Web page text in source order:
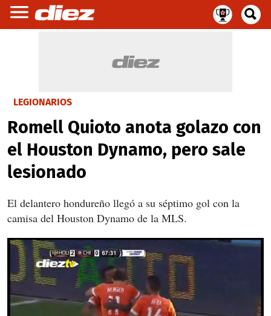
LEGIONARIOS
Romell Quioto anota golazo con
el Houston Dynamo, pero sale
lesionado
El delantero hondureño llegó a su séptimo gol con la
camisa del Houston Dynamo de la MLS.